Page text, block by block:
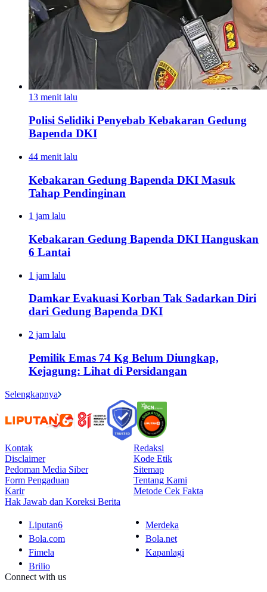
13 menit lalu
Polisi Selidiki Penyebab Kebakaran Gedung
Bapenda DKI
44 menit lalu
Kebakaran Gedung Bapenda DKI Masuk
Tahap Pendinginan
1 jam lalu
Kebakaran Gedung Bapenda DKI Hanguskan
6 Lantai
1 jam lalu
Damkar Evakuasi Korban Tak Sadarkan Diri
dari Gedung Bapenda DKI
2 jam lalu
Pemilik Emas 74 Kg Belum Diungkap,
Kejagung: Lihat di Persidangan
Selengkapnya
Kontak
Redaksi
Disclaimer
Kode Etik
Pedoman Media Siber
Sitemap
Form Pengaduan
Tentang Kami
Karir
Metode Cek Fakta
Hak Jawab dan Koreksi Berita
Liputan6
Merdeka
Bola.com
Bola.net
Fimela
Kapanlagi
Brilio
Connect with us